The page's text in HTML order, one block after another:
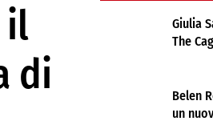
il
di
Giulia
The
Belen
un